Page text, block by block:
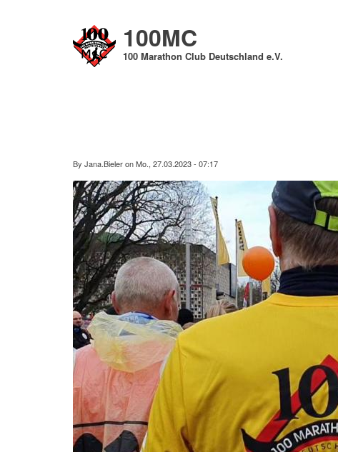
100MC
100 Marathon Club Deutschland e.V.
By Jana.BieleronMo., 27.03.2023 - 07:17